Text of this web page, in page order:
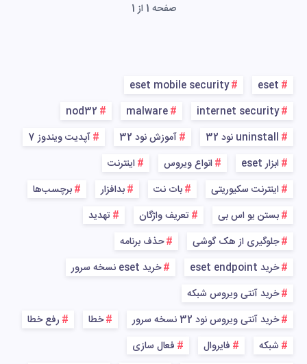
صفحه 1 از 1
eset
eset mobile security
internet security
malware
nod32
uninstall نود 32
آموزش نود 32
آپدیت ویندوز 7
ابزار eset
انواع ویروس
اینترنت
اینترنت سکیوریتی
بات نت بدافزار
برچسب‌ها
بستن یو اس بی
تعریف واژگان
تهدید
جلوگیری از هک گوشی
حذف برنامه
خرید eset endpoint
خرید eset نسخه سرور
خرید آنتی ویروس شبکه
خرید آنتی ویروس نود 32 نسخه سرور
خطا
رفع خطا
شبکه
فایروال فعال سازی